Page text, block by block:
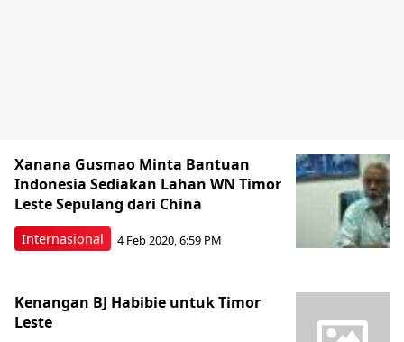
Internasional
Xanana Gusmao Minta Bantuan
Indonesia Sediakan Lahan WN Timor
Leste Sepulang dari China
4 Feb 2020, 6:59 PM
Kenangan BJ Habibie untuk Timor
Leste